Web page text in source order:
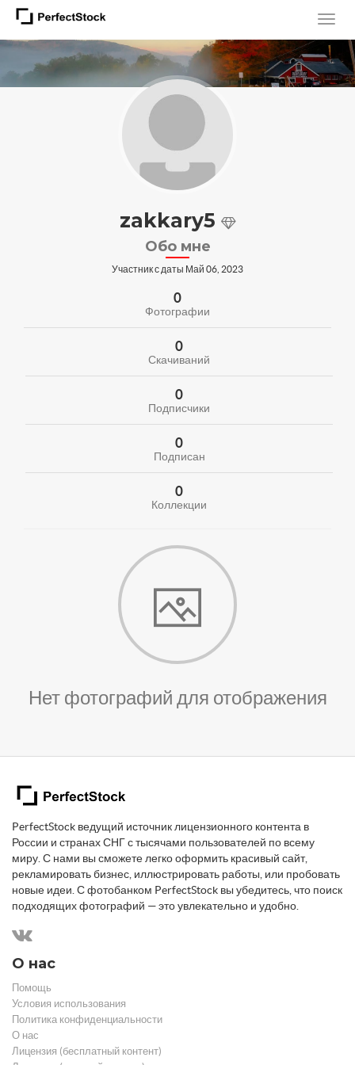
zakkary5
Обо мне
Участник с даты Май 06, 2023
0
Фотографии
0
Скачиваний
0
Подписчики
0
Подписан
0
Коллекции
Нет фотографий для отображения
PerfectStock ведущий источник лицензионного контента в
России и странах СНГ с тысячами пользователей по всему
миру. С нами вы сможете легко оформить красивый сайт,
рекламировать бизнес, иллюстрировать работы, или пробовать
новые идеи. С фотобанком PerfectStock вы убедитесь, что поиск
подходящих фотографий — это увлекательно и удобно.
О нас
Помощь
Условия использования
Политика конфиденциальности
О нас
Лицензия (бесплатный контент)